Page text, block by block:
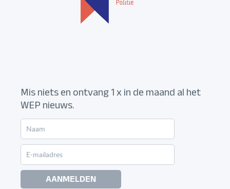
Mis niets en ontvang 1 x in de maand al het
WEP nieuws.
AANMELDEN